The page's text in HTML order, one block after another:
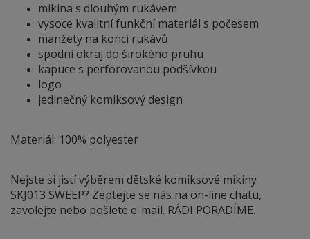
mikina s dlouhým rukávem
vysoce kvalitní funkční materiál s počesem
manžety na konci rukávů
spodní okraj do širokého pruhu
kapuce s perforovanou podšívkou
logo
jedinečný komiksový design
Materiál: 100% polyester
Nejste si jistí výběrem dětské komiksové mikiny
SKJ013 SWEEP? Zeptejte se nás na on-line chatu,
zavolejte nebo pošlete e-mail. RÁDI PORADÍME.